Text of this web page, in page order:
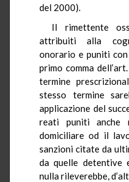
del 2000).
Il rimettente
attribuiti alla
onorario e puniti
primo comma
termine
stesso termine
applicazione del
reati puniti anche
domiciliare od il
sanzioni citate da
da quelle detentive
nulla rileverebbe,